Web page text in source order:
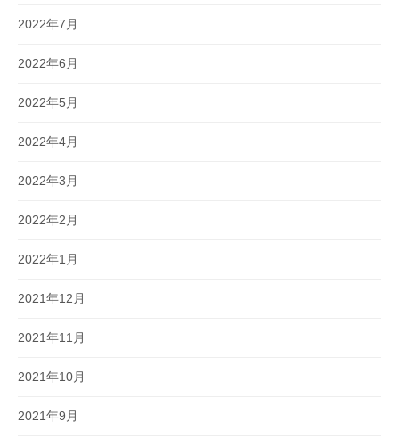
2022年7月
2022年6月
2022年5月
2022年4月
2022年3月
2022年2月
2022年1月
2021年12月
2021年11月
2021年10月
2021年9月